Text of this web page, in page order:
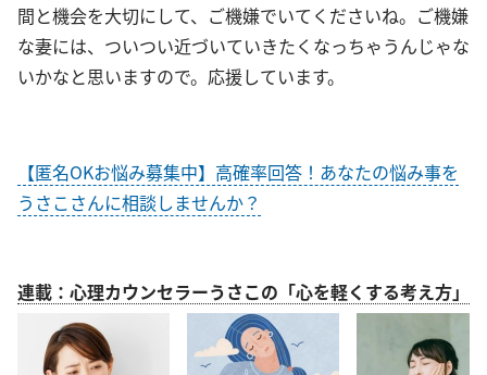
間と機会を大切にして、ご機嫌でいてくださいね。ご機嫌
な妻には、ついつい近づいていきたくなっちゃうんじゃな
いかなと思いますので。応援しています。
【匿名OKお悩み募集中】高確率回答！あなたの悩み事を
うさこさんに相談しませんか？
連載：心理カウンセラーうさこの「心を軽くする考え方」